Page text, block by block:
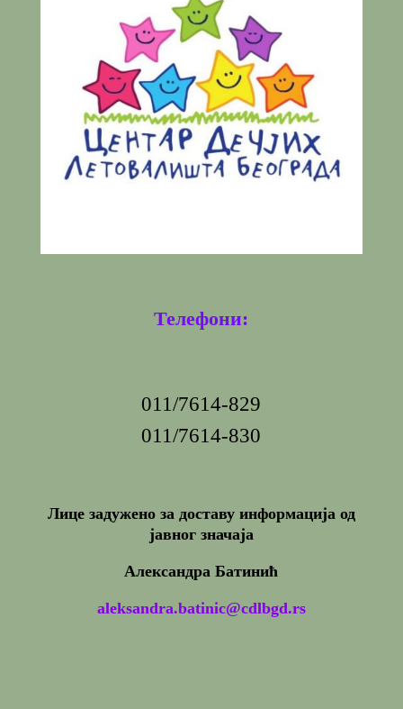
Телефони:
011/7614-829
011/7614-830
Лице задужено за доставу информација од
јавног значаја
Александра Батинић
aleksandra.batinic@cdlbgd.rs